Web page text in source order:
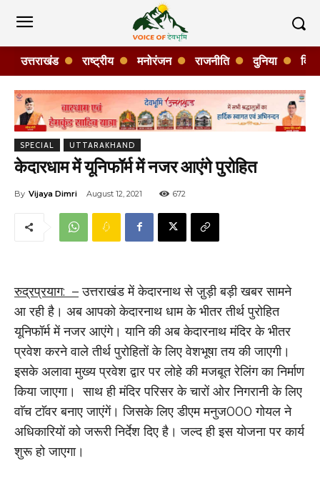
उत्तराखंड राष्ट्रीय मनोरंजन राजनीति दुनिया
SPECIAL UTTARAKHAND
केदारधाम में यूनिफॉर्म में नजर आएंगे पुरोहित
By Vijaya Dimri August 12, 2021 672
रुद्रप्रयाग: –उत्तराखंड में केदारनाथ से जु़ड़ी बड़ी खबर सामने
आ रही है। अब आपको केदारनाथ धाम के भीतर तीर्थ पुरोहित
यूनिफॉर्म में नजर आएंगे। यानि की अब केदारनाथ मंदिर के भीतर
प्रवेश करने वाले तीर्थ पुरोहितों के लिए वेशभूषा तय की जाएगी।
इसके अलावा मुख्य प्रवेश द्वार पर लोहे की मजबूत रेलिंग का निर्माण
किया जाएगा। साथ ही मंदिर परिसर के चारों ओर निगरानी के लिए
वाॅच टाॅवर बनाए जाएंगें। जिसके लिए डीएम मनुज000 गोयल ने
अधिकारियों को जरूरी निर्देश दिए है। जल्द ही इस योजना पर कार्य
शुरू हो जाएगा।